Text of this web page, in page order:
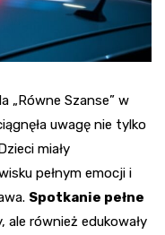
„Równe Szanse” w
uwagę nie tylko
miały
pełnym emocji i
Spotkanie pełne
ale również edukowały